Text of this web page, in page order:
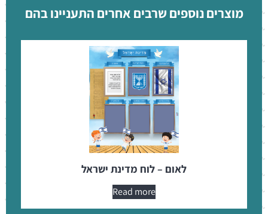
מוצרים נוספים שרבים אחרים התעניינו בהם
לאום – לוח מדינת ישראל
Read more